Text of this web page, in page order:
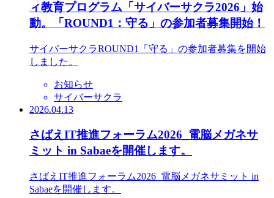
ィ教育プログラム「サイバーサクラ2026」始
動。「ROUND1：守る」の参加者募集開始！
サイバーサクラROUND1「守る」の参加者募集を開始
しました。
お知らせ
サイバーサクラ
2026.04.13
さばえIT推進フォーラム2026_電脳メガネサ
ミット in Sabaeを開催します。
さばえIT推進フォーラム2026_電脳メガネサミット in
Sabaeを開催します。